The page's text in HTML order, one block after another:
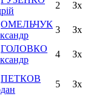
2 Зх
ОМЕЛЬЧУК
3 Зх
ГОЛОВКО
4 Зх
ПЕТКОВ
5 Зх